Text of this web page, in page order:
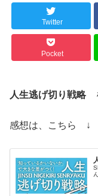
Twitter
Pocket
人生逃げ切り戦略
感想は、こちら ↓